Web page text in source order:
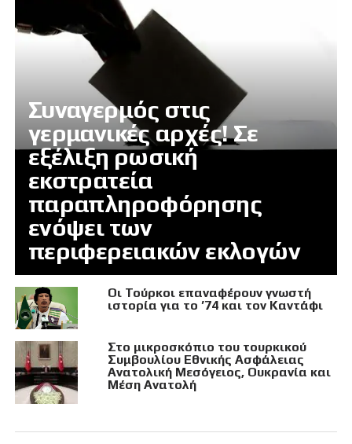
Συναγερμός στις
γερμανικές αρχές! Σε
εξέλιξη ρωσική
εκστρατεία
παραπληροφόρησης
ενόψει των
περιφερειακών εκλογών
Οι Τούρκοι επαναφέρουν γνωστή
ιστορία για το ’74 και τον Καντάφι
Στο μικροσκόπιο του τουρκικού
Συμβουλίου Εθνικής Ασφάλειας
Ανατολική Μεσόγειος, Ουκρανία και
Μέση Ανατολή